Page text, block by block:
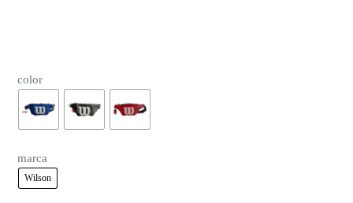
color
marca
Wilson